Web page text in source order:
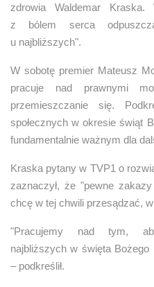
zdrowia Waldemar Kraska.
z bólem serca
u najbliższych".
W sobotę premier Mateusz
pracuje nad prawnymi
przemieszczanie się.
społecznych w okresie świąt
fundamentalnie ważnym dla
Kraska pytany w TVP1 o
zaznaczył, że "pewne
chcę w tej chwili przesądzać,
"Pracujemy nad tym,
najbliższych w święta Bożego
– podkreślił.